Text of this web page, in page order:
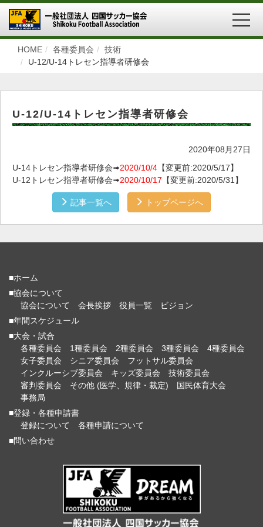
HOME 各種委員会
技術
U-12/U-14トレセン指導者研修会
U-12/U-14トレセン指導者研修会
2020年08月27日
U-14トレセン指導者研修会➟2020/10/4 【変更前:2020/5/17】
U-12トレセン指導者研修会➟2020/10/17 【変更前:2020/5/31】
記事一覧へ トップページへ
■ホーム
■協会について
協会について
会長挨拶 役員一覧
ビジョン
■年間スケジュール
■大会・試合
各種委員会
1種委員会 2種委員会 3種委員会
4種委員会
女子委員会
シニア委員会
フットサル委員会
インクルーシブ委員会
キッズ委員会
技術委員会
審判委員会
その他 (医学、規律・裁定)
国民体育大会
事務局
■登録・各種申請書
登録について
各種申請について
■問い合わせ